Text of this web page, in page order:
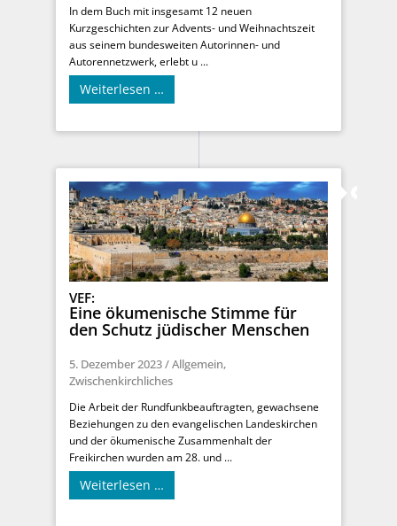
In dem Buch mit insgesamt 12 neuen
Kurzgeschichten zur Advents- und Weihnachtszeit
aus seinem bundesweiten Autorinnen- und
Autorennetzwerk, erlebt u ...
Weiterlesen …
VEF:
Eine ökumenische Stimme für
den Schutz jüdischer Menschen
5. Dezember 2023/Allgemein,
Zwischenkirchliches
Die Arbeit der Rundfunkbeauftragten, gewachsene
Beziehungen zu den evangelischen Landeskirchen
und der ökumenische Zusammenhalt der
Freikirchen wurden am 28. und ...
Weiterlesen …